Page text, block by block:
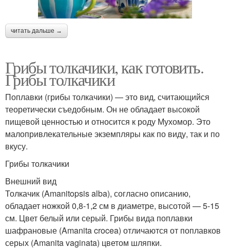
читать дальше →
Грибы толкачики, как готовить.
Грибы толкачики
Поплавки (грибы толкачики) — это вид, считающийся
теоретически съедобным. Он не обладает высокой
пищевой ценностью и относится к роду Мухомор. Это
малопривлекательные экземпляры как по виду, так и по
вкусу.
Грибы толкачики
Внешний вид
Толкачик (Amanitopsis alba), согласно описанию,
обладает ножкой 0,8-1,2 см в диаметре, высотой — 5-15
см. Цвет белый или серый. Грибы вида поплавки
шафрановые (Amanita crocea) отличаются от поплавков
серых (Amanita vaginata) цветом шляпки.